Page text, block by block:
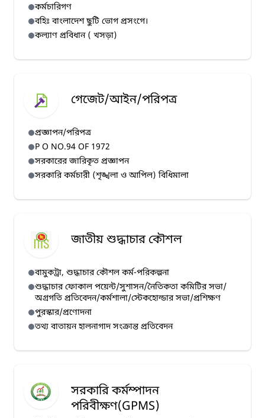
কর্মচারিগণ
বহিঃ বাংলাদেশ ছুটি ভোগ প্রসংগে।
কল্যাণ প্রবিধান ( খসড়া)
গেজেট/আইন/পরিপত্র
প্রজ্ঞাপন/পরিপত্র
P O NO.94 OF 1972
সরকারের জারিকৃত প্রজ্ঞাপন
সরকারি কর্মচারী (শৃঙ্খলা ও আপিল) বিধিমালা
জাতীয় শুদ্ধাচার কৌশল
বামুকট্রা, শুদ্ধাচার কৌশল কর্ম-পরিকল্পনা
শুদ্ধাচার ফোকাল পয়েন্ট/সুশাসন/নৈতিকতা কমিটির সভা/
অগ্রগতি প্রতিবেদন/কর্মশালা/স্টেকহোল্ডার সভা/প্রশিক্ষণ
পুরস্কার/প্রণোদনা
তথ্য বাতায়ন হালনাগাদ সংক্রান্ত প্রতিবেদন
সরকারি কর্মম্পাদন
পরিবীক্ষণ(GPMS)